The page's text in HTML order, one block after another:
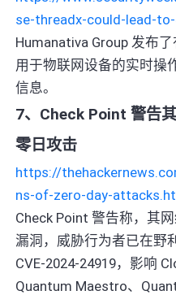
se-threadx-could-lead-
Humanativa Group 发布
用于物联网设备的实时操
信息。
7、Check Point 警告
零日攻击
https://
ns-of-zero-day-
Check Point 警告称，其
漏洞，威胁行为者已在野
CVE-2024-24919，影响
Quantum Maestro、